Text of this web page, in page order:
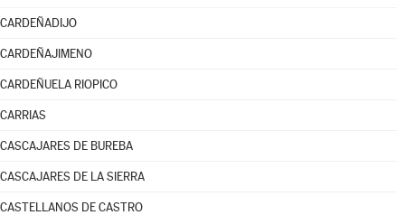
CARDEÑADIJO
CARDEÑAJIMENO
CARDEÑUELA RIOPICO
CARRIAS
CASCAJARES DE BUREBA
CASCAJARES DE LA SIERRA
CASTELLANOS DE CASTRO